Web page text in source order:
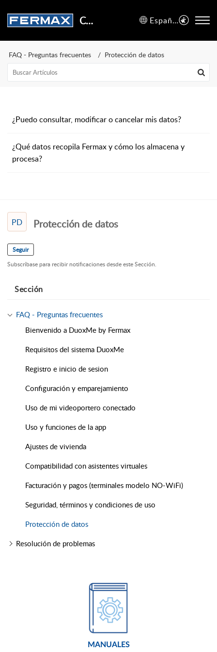
Centro de Soporte Español (España)
FAQ - Preguntas frecuentes Protección de datos
¿Puedo consultar, modificar o cancelar mis datos?
¿Qué datos recopila Fermax y cómo los almacena y
procesa?
PD Protección de datos
Seguir
Subscríbase para recibir notificaciones desde este Sección.
Sección
FAQ - Preguntas frecuentes
Bienvenido a DuoxMe by Fermax
Requisitos del sistema DuoxMe
Registro e inicio de sesion
Configuración y emparejamiento
Uso de mi videoportero conectado
Uso y funciones de la app
Ajustes de vivienda
Compatibilidad con asistentes virtuales
Facturación y pagos (terminales modelo NO-WiFi)
Seguridad, términos y condiciones de uso
Protección de datos
Resolución de problemas
MANUALES